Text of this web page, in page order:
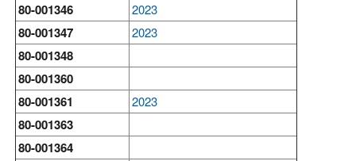
80-001346 2023
80-001347 2023
80-001348
80-001360
80-001361
2023
80-001363
80-001364